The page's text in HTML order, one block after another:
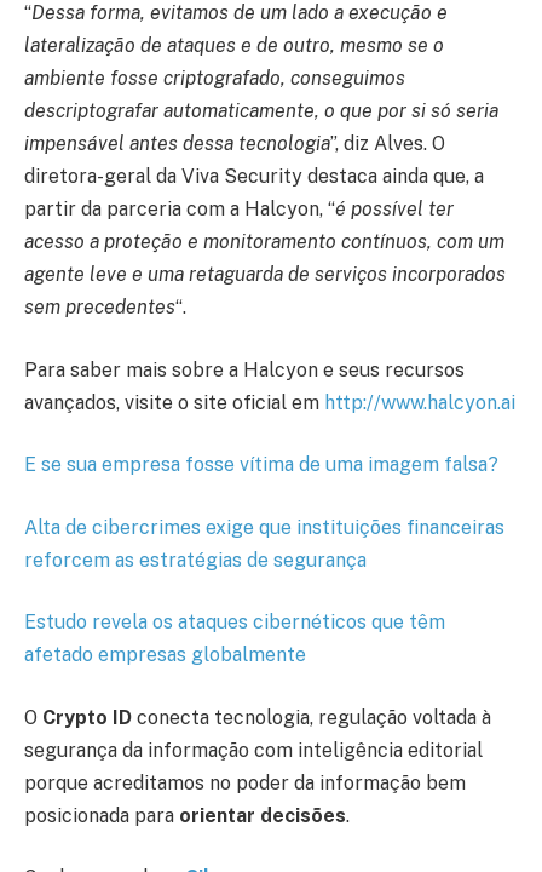
“Dessa forma, evitamos de um lado a execução e
lateralização de ataques e de outro, mesmo se o
ambiente fosse criptografado, conseguimos
descriptografar automaticamente, o que por si só seria
impensável antes dessa tecnologia”, diz Alves. O
diretora-geral da Viva Security destaca ainda que, a
partir da parceria com a Halcyon, “é possível ter
acesso a proteção e monitoramento contínuos, com um
agente leve e uma retaguarda de serviços incorporados
sem precedentes“.
Para saber mais sobre a Halcyon e seus recursos
avançados, visite o site oficial em http://www.halcyon.ai
E se sua empresa fosse vítima de uma imagem falsa?
Alta de cibercrimes exige que instituições financeiras
reforcem as estratégias de segurança
Estudo revela os ataques cibernéticos que têm
afetado empresas globalmente
O Crypto ID conecta tecnologia, regulação voltada à
segurança da informação com inteligência editorial
porque acreditamos no poder da informação bem
posicionada para orientar decisões.